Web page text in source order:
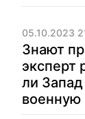
05.10.2023
Знают
эксперт
ли